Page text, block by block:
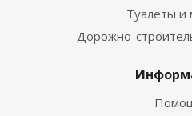
Туалеты и
Дорожно-